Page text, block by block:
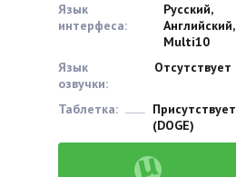
Язык
интерфеса:
Русский,
Английский,
Multi10
Язык
озвучки:
Отсутствует
Таблетка:
Присутствует
(DOGE)